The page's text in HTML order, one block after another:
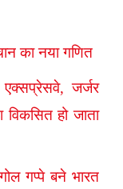
का नया गणित
जर्जर
हो जाता
गप्पे बने भारत